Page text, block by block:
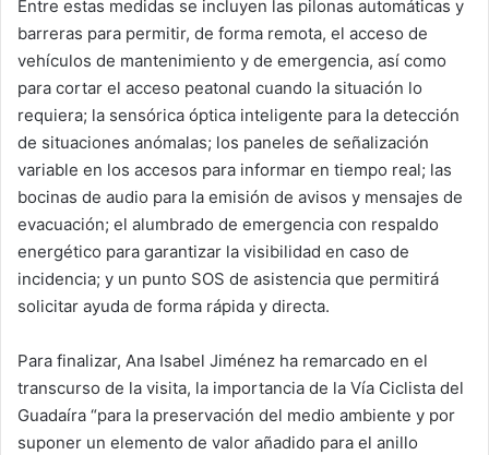
Entre estas medidas se incluyen las pilonas automáticas y
barreras para permitir, de forma remota, el acceso de
vehículos de mantenimiento y de emergencia, así como
para cortar el acceso peatonal cuando la situación lo
requiera; la sensórica óptica inteligente para la detección
de situaciones anómalas; los paneles de señalización
variable en los accesos para informar en tiempo real; las
bocinas de audio para la emisión de avisos y mensajes de
evacuación; el alumbrado de emergencia con respaldo
energético para garantizar la visibilidad en caso de
incidencia; y un punto SOS de asistencia que permitirá
solicitar ayuda de forma rápida y directa.
Para finalizar, Ana Isabel Jiménez ha remarcado en el
transcurso de la visita, la importancia de la Vía Ciclista del
Guadaíra “para la preservación del medio ambiente y por
suponer un elemento de valor añadido para el anillo